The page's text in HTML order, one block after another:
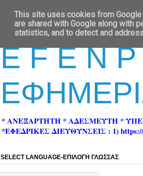
E F E N
* ΑΝΕΞΑΡΤΗΤΗ * ΑΔΕΣΜΕΥΤΗ *
*ΕΦΕΔΡΙΚΕΣ ΔΙΕΥΘΥΝΣΕΙΣ : 1) https://fn-
SELECT LANGUAGE-ΕΠΙΛΟΓΗ ΓΛΩΣΣΑΣ
This site uses cookies from
are shared with Google along with
statistics, and to detect and